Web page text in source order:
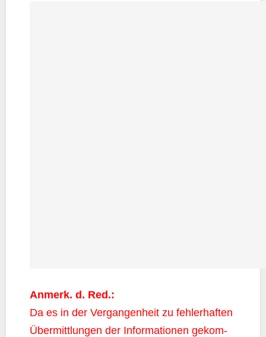
Anmerk. d. Red.:
Da es in der Ver­gan­gen­heit zu feh­ler­haf­ten
Über­mitt­lun­gen der Infor­ma­tio­nen gekom­